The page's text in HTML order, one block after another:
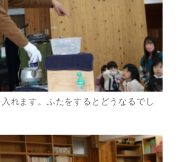
れます。ふたをするとどうなるでし